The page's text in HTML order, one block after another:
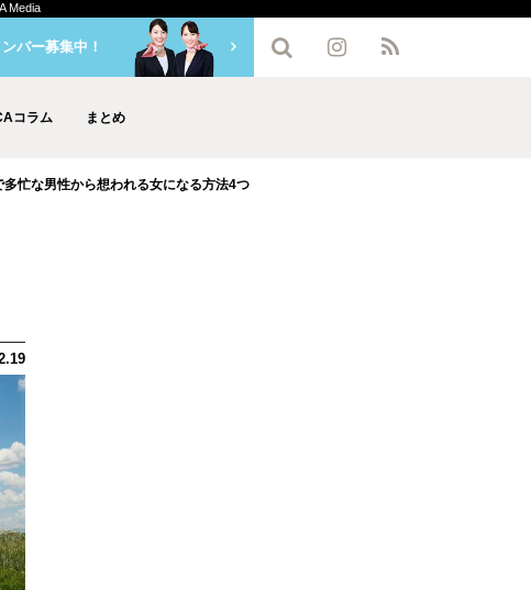
Media
コラム まとめ
バー募集中！
忙な男性から想われる女になる方法4つ